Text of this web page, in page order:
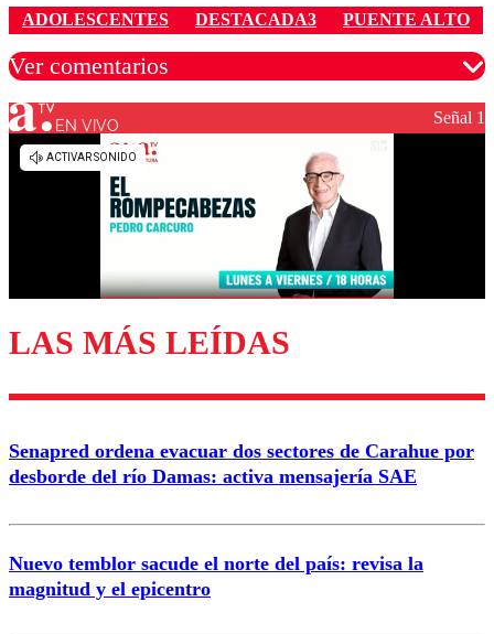
ADOLESCENTES DESTACADA3 PUENTE ALTO
Ver comentarios
Los comentarios son moderados para garantizar un
diálogo respetuoso.
Enviar comentario
EN VIVO Señal 1
LAS MÁS LEÍDAS
Senapred ordena evacuar dos sectores de Carahue por
desborde del río Damas: activa mensajería SAE
Nuevo temblor sacude el norte del país: revisa la
magnitud y el epicentro